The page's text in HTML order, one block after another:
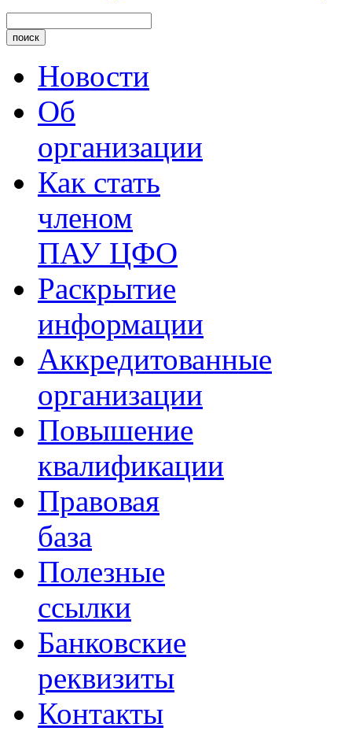
Новости
Об
организации
Как стать
членом
ПАУ ЦФО
Раскрытие
информации
Аккредитованные
организации
Повышение
квалификации
Правовая
база
Полезные
ссылки
Банковские
реквизиты
Контакты